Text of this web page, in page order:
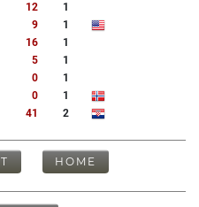
12
1
9
1
16
1
5
1
0
1
0
1
41 2
HOME